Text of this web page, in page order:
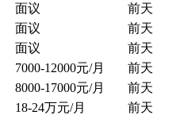
面议
前天
面议
前天
面议
前天
7000-12000元/月
前天
8000-17000元/月
前天
18-24万元/月
前天